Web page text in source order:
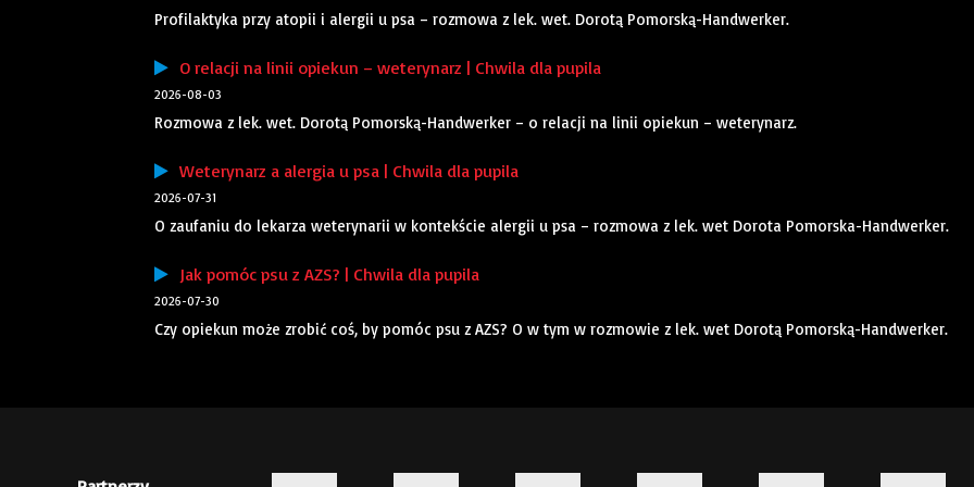
Profilaktyka przy atopii i alergii u psa – rozmowa z lek. wet. Dorotą Pomorską-Handwerker.
O relacji na linii opiekun – weterynarz | Chwila dla pupila
2026-08-03
Rozmowa z lek. wet. Dorotą Pomorską-Handwerker – o relacji na linii opiekun – weterynarz.
Weterynarz a alergia u psa | Chwila dla pupila
2026-07-31
O zaufaniu do lekarza weterynarii w kontekście alergii u psa – rozmowa z lek. wet Dorota Pomorska-Handwerker.
Jak pomóc psu z AZS? | Chwila dla pupila
2026-07-30
Czy opiekun może zrobić coś, by pomóc psu z AZS? O w tym w rozmowie z lek. wet Dorotą Pomorską-Handwerker.